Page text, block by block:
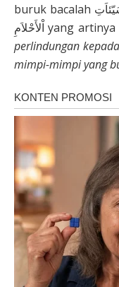
buruk bacalah أَللَّهُمَّ إِنّىِ أَعُوْذُ بِكَ مِنْ عَمَلِ الشَّيْطَانِ وَسَيّئاَتِ
اْلأَحْلاَمِ yang artinya
perlindungan
mimpi-mimpi yang